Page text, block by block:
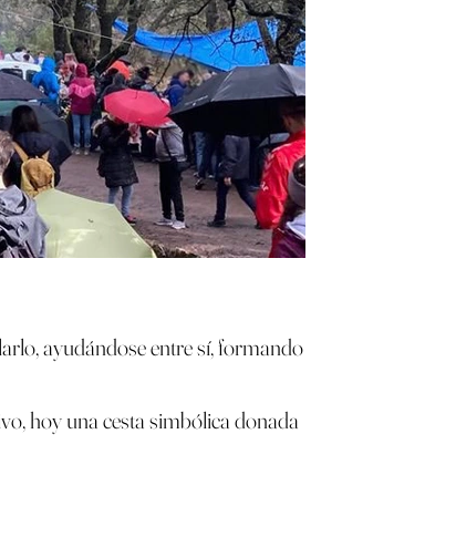
ayudándose entre sí, formando
hoy una cesta simbólica donada